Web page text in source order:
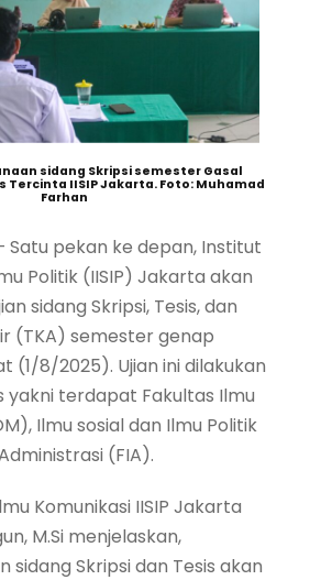
sidang Skripsi semester Gasal
Tercinta IISIP Jakarta. Foto: Muhamad
Farhan
Satu pekan ke depan, Institut
Politik (IISIP) Jakarta akan
sidang Skripsi, Tesis, dan
(TKA) semester genap
(1/8/2025). Ujian ini dilakukan
yakni terdapat Fakultas Ilmu
Ilmu sosial dan Ilmu Politik
(FIA).
Komunikasi IISIP Jakarta
M.Si menjelaskan,
sidang Skripsi dan Tesis akan